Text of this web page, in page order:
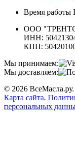
Время работы
ООО
ИНН:
КПП:
Мы принимаем:
Мы доставляем:
© 2026
Карта сайта.
персональных